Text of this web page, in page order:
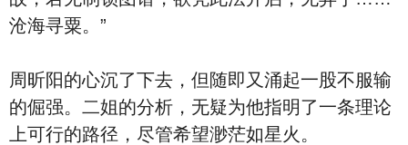
沧海寻粟。”
周昕阳的心沉了下去，但随即又涌起一股不服输
的倔强。二姐的分析，无疑为他指明了一条理论
上可行的路径，尽管希望渺茫如星火。